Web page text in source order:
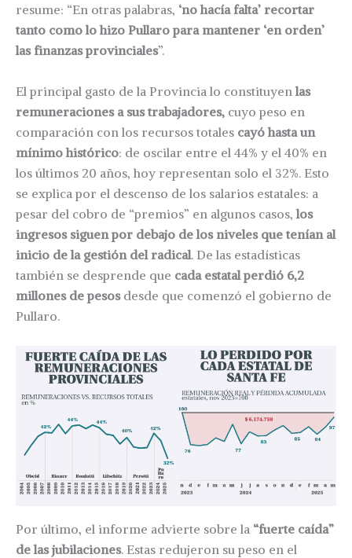
resume: “En otras palabras, ‘no hacía falta’ recortar
tanto como lo hizo Pullaro para mantener ‘en orden’
las finanzas provinciales”.
El principal gasto de la Provincia lo constituyenlas
remuneraciones a sus trabajadores, cuyo peso en
comparación con los recursos totales cayó hasta un
mínimo histórico: de oscilar entre el 44% y el 40% en
los últimos 20 años, hoy representan solo el 32%. Esto
se explica por el descenso de los salarios estatales: a
pesar del cobro de “premios” en algunos casos,los
ingresos siguen por debajo de los niveles que tenían al
inicio de la gestión del radical. De las estadísticas
también se desprende que cada estatal perdió 6,2
millones de pesos desde que comenzó el gobierno de
Pullaro.
Por último, el informe advierte sobre la “fuerte caída”
de las jubilaciones. Estas redujeron su peso en el